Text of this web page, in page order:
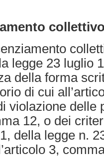
legge 23 luglio
della forma
di cui
violazione delle
12, o dei
della legge n.
3,